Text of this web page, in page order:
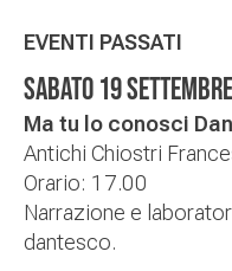
EVENTI PASSATI
SABATO 19 SETTEMBRE
Ma tu lo conosci
Antichi Chiostri
Orario: 17.00
Narrazione e
dantesco.